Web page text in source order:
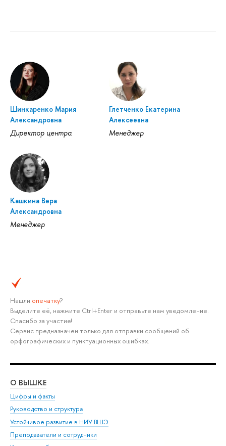
Шинкаренко Мария
Александровна
Директор центра
Глетченко Екатерина
Алексеевна
Менеджер
Кашкина Вера
Александровна
Менеджер
Нашли опечатку?
Выделите её, нажмите Ctrl+Enter и отправьте нам уведомление.
Спасибо за участие!
Сервис предназначен только для отправки сообщений об
орфографических и пунктуационных ошибках.
О ВЫШКЕ
Цифры и факты
Руководство и структура
Устойчивое развитие в НИУ ВШЭ
Преподаватели и сотрудники